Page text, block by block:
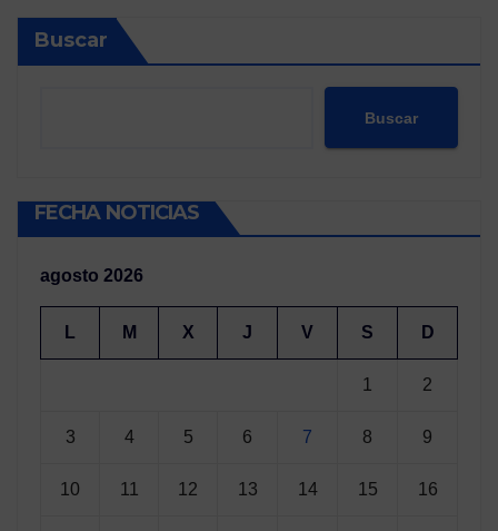
Buscar
Buscar
FECHA NOTICIAS
agosto 2026
L M X J V S D
1 2
3 4 5 6 7 8 9
10 11 12 13 14 15 16